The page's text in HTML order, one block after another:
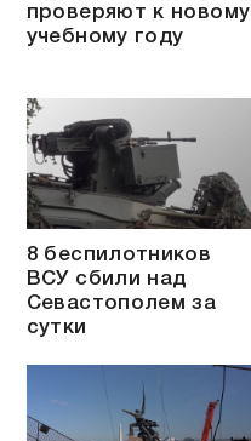
проверяют к новому
учебному году
8 беспилотников
ВСУ сбили над
Севастополем за
сутки